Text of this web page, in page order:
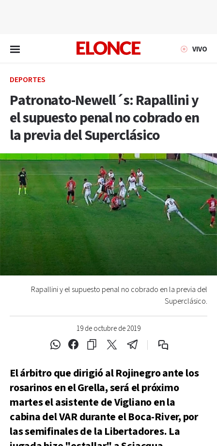
VIVO
DEPORTES
Patronato-Newell´s: Rapallini y
el supuesto penal no cobrado en
la previa del Superclásico
19 de octubre de 2019
Rapallini y el supuesto penal no cobrado en la previa del
Superclásico.
El árbitro que dirigió al Rojinegro ante los
rosarinos en el Grella, será el próximo
martes el asistente de Vigliano en la
cabina del VAR durante el Boca-River, por
las semifinales de la Libertadores. La